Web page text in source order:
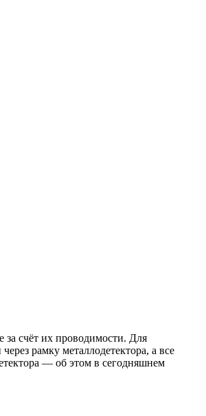
за счёт их проводимости. Для
рамку металлодетектора, а все
— об этом в сегодняшнем